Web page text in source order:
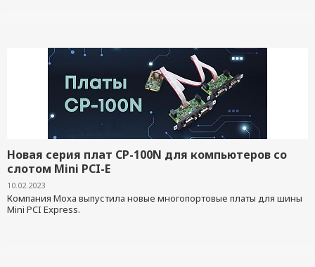
Новая серия плат CP-100N для компьютеров со
слотом Mini PCI-E
10.02.2023
Компания Moxa выпустила новые многопортовые платы для шины
Mini PCI Express.